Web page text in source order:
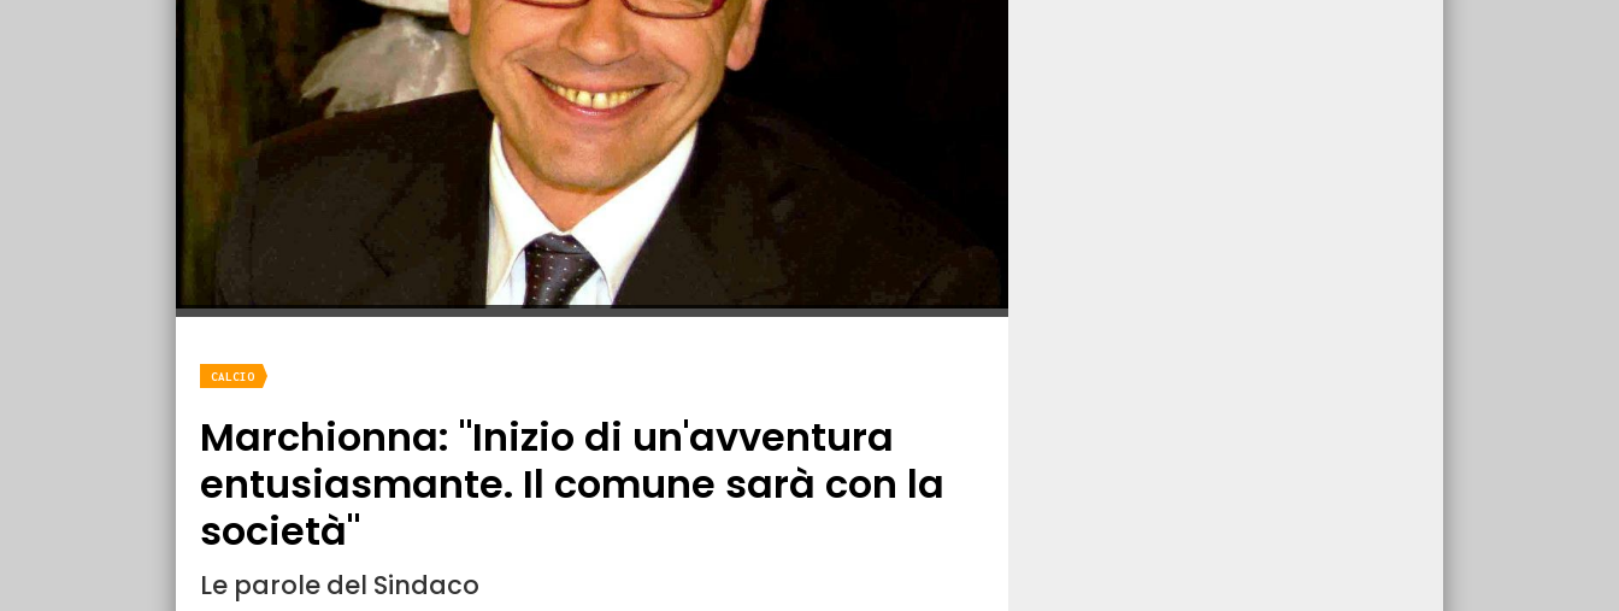
CALCIO
Marchionna: "Inizio di un'avventura
entusiasmante. Il comune sarà con la
società"
Le parole del Sindaco